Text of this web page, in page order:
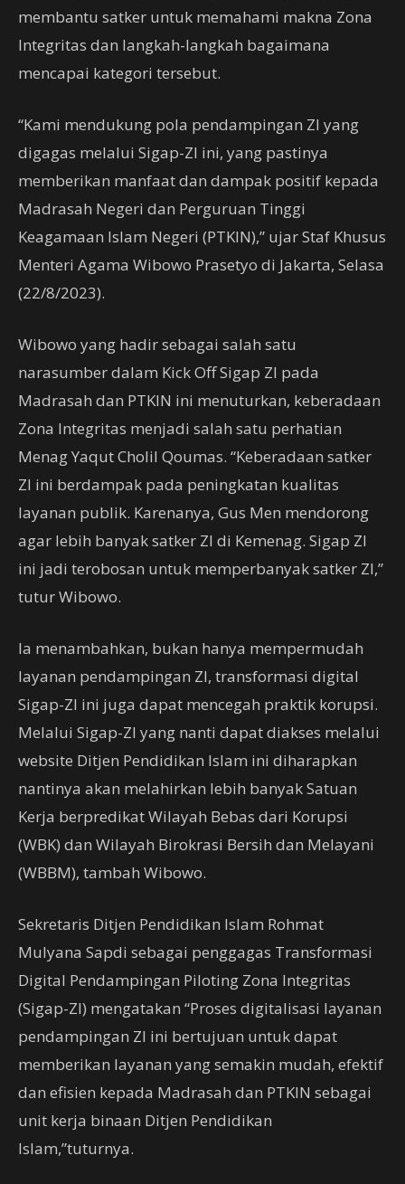
membantu satker untuk memahami makna Zona
Integritas dan langkah-langkah bagaimana
mencapai kategori tersebut.
“Kami mendukung pola pendampingan ZI yang
digagas melalui Sigap-ZI ini, yang pastinya
memberikan manfaat dan dampak positif kepada
Madrasah Negeri dan Perguruan Tinggi
Keagamaan Islam Negeri (PTKIN),” ujar Staf Khusus
Menteri Agama Wibowo Prasetyo di Jakarta, Selasa
(22/8/2023).
Wibowo yang hadir sebagai salah satu
narasumber dalam Kick Off Sigap ZI pada
Madrasah dan PTKIN ini menuturkan, keberadaan
Zona Integritas menjadi salah satu perhatian
Menag Yaqut Cholil Qoumas. “Keberadaan satker
ZI ini berdampak pada peningkatan kualitas
layanan publik. Karenanya, Gus Men mendorong
agar lebih banyak satker ZI di Kemenag. Sigap ZI
ini jadi terobosan untuk memperbanyak satker ZI,”
tutur Wibowo.
Ia menambahkan, bukan hanya mempermudah
layanan pendampingan ZI, transformasi digital
Sigap-ZI ini juga dapat mencegah praktik korupsi.
Melalui Sigap-ZI yang nanti dapat diakses melalui
website Ditjen Pendidikan Islam ini diharapkan
nantinya akan melahirkan lebih banyak Satuan
Kerja berpredikat Wilayah Bebas dari Korupsi
(WBK) dan Wilayah Birokrasi Bersih dan Melayani
(WBBM), tambah Wibowo.
Sekretaris Ditjen Pendidikan Islam Rohmat
Mulyana Sapdi sebagai penggagas Transformasi
Digital Pendampingan Piloting Zona Integritas
(Sigap-ZI) mengatakan “Proses digitalisasi layanan
pendampingan ZI ini bertujuan untuk dapat
memberikan layanan yang semakin mudah, efektif
dan efisien kepada Madrasah dan PTKIN sebagai
unit kerja binaan Ditjen Pendidikan
Islam,”tuturnya.